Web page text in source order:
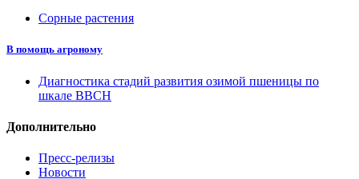
Сорные растения
В помощь агроному
Диагностика стадий развития озимой пшеницы по
шкале ВВСН
Дополнительно
Пресс-релизы
Новости